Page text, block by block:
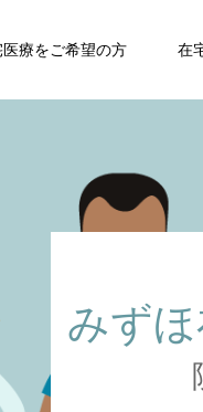
医療をご希望の方 在
みず